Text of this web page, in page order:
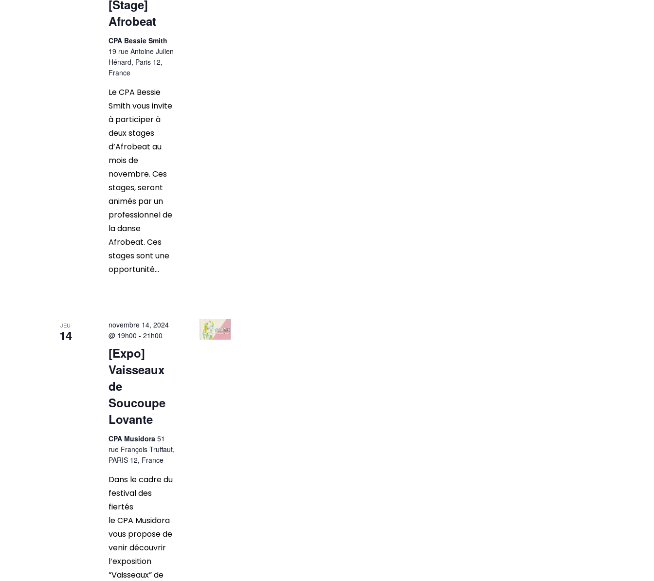
[Stage]
Afrobeat
CPA Bessie Smith
19 rue Antoine Julien
Hénard, Paris 12,
France
Le CPA Bessie
Smith vous invite
à participer à
deux stages
d’Afrobeat au
mois de
novembre. Ces
stages, seront
animés par un
professionnel de
la danse
Afrobeat. Ces
stages sont une
opportunité...
JEU
14
[Expo]
Vaisseaux
de
Soucoupe
Lovante
novembre 14, 2024
@ 19h00 -21h00
CPA Musidora51
rue François Truffaut,
PARIS 12, France
Dans le cadre du
festival des
fiertés
le CPA Musidora
vous propose de
venir découvrir
l’exposition
“Vaisseaux” de